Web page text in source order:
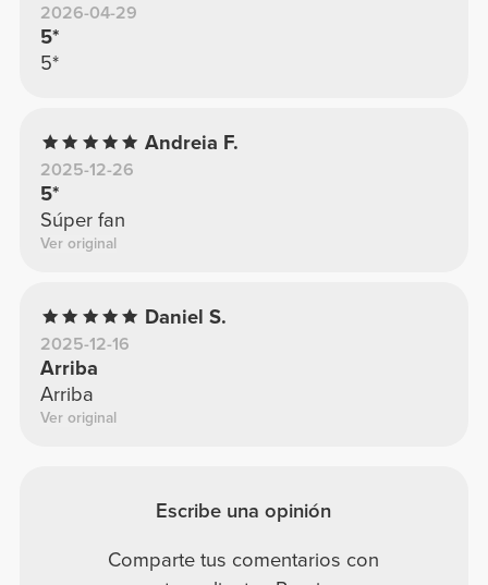
2026-04-29
5*
5*
Andreia F.
2025-12-26
5*
Súper fan
Ver original
Daniel S.
2025-12-16
Arriba
Arriba
Ver original
Escribe una opinión
Comparte tus comentarios con